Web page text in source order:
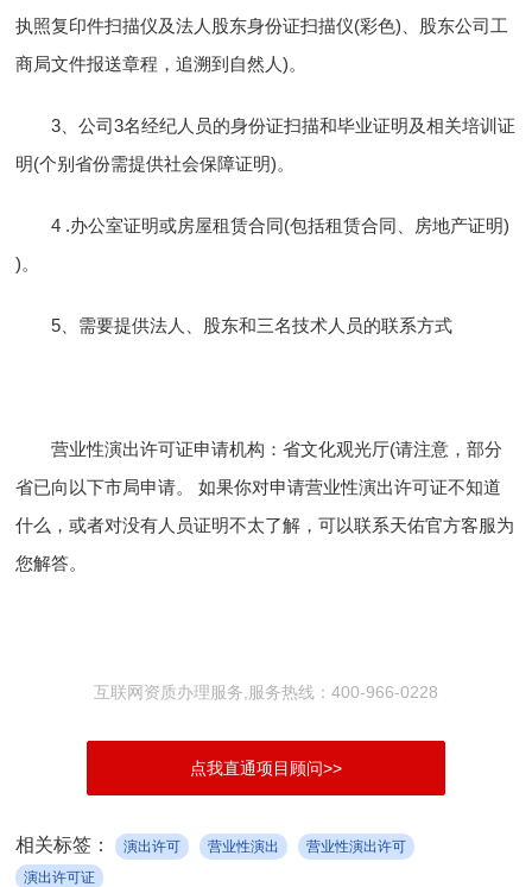
执照复印件扫描仪及法人股东身份证扫描仪(彩色)、股东公司工
商局文件报送章程，追溯到自然人)。
3、公司3名经纪人员的身份证扫描和毕业证明及相关培训证
明(个别省份需提供社会保障证明)。
4 .办公室证明或房屋租赁合同(包括租赁合同、房地产证明)
)。
5、需要提供法人、股东和三名技术人员的联系方式
营业性演出许可证申请机构：省文化观光厅(请注意，部分
省已向以下市局申请。 如果你对申请营业性演出许可证不知道
什么，或者对没有人员证明不太了解，可以联系天佑官方客服为
您解答。
互联网资质办理服务,服务热线：400-966-0228
点我直通项目顾问>>
相关标签： 演出许可 营业性演出
营业性演出许可
演出许可证